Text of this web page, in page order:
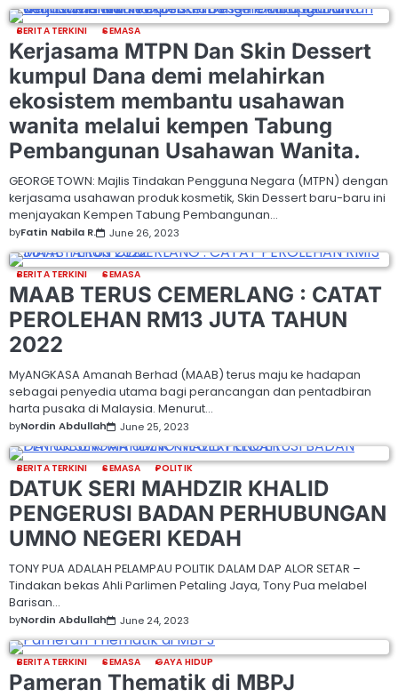
BERITA TERKINI SEMASA
Kerjasama MTPN Dan Skin Dessert
kumpul Dana demi melahirkan
ekosistem membantu usahawan
wanita melalui kempen Tabung
Pembangunan Usahawan Wanita.
GEORGE TOWN: Majlis Tindakan Pengguna Negara (MTPN) dengan
kerjasama usahawan produk kosmetik, Skin Dessert baru-baru ini
menjayakan Kempen Tabung Pembangunan…
byFatin Nabila R. June 26, 2023
BERITA TERKINI SEMASA
MAAB TERUS CEMERLANG : CATAT
PEROLEHAN RM13 JUTA TAHUN
2022
MyANGKASA Amanah Berhad (MAAB) terus maju ke hadapan
sebagai penyedia utama bagi perancangan dan pentadbiran
harta pusaka di Malaysia. Menurut…
byNordin Abdullah June 25, 2023
BERITA TERKINI SEMASA POLITIK
DATUK SERI MAHDZIR KHALID
PENGERUSI BADAN PERHUBUNGAN
UMNO NEGERI KEDAH
TONY PUA ADALAH PELAMPAU POLITIK DALAM DAP ALOR SETAR –
Tindakan bekas Ahli Parlimen Petaling Jaya, Tony Pua melabel
Barisan…
byNordin Abdullah June 24, 2023
BERITA TERKINI SEMASA GAYA HIDUP
Pameran Thematik di MBPJ